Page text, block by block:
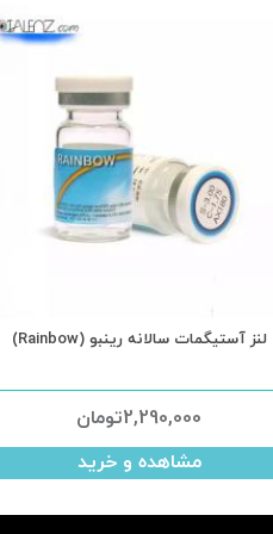
لنز آستیگمات سالانه رینبو (Rainbow)
2,290,000تومان
مشاهده و خرید